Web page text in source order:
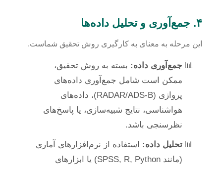
۴. جمع‌آوری و تحلیل داده‌ها
این مرحله به معنای به کارگیری روش تحقیق شماست.
جمع‌آوری داده: بسته به روش تحقیق،
ممکن است شامل جمع‌آوری داده‌های
پروازی (RADAR/ADS-B)، داده‌های
هواشناسی، نتایج شبیه‌سازی، یا پاسخ‌های
نظرسنجی باشد.
تحلیل داده: استفاده از نرم‌افزارهای آماری
(مانند SPSS, R, Python) یا ابزارهای